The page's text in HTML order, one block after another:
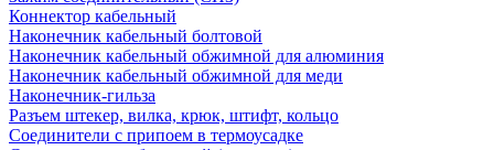
Коннектор кабельный
Наконечник кабельный болтовой
Наконечник кабельный обжимной для алюминия
Наконечник кабельный обжимной для меди
Наконечник-гильза
Разъем штекер, вилка, крюк, штифт, кольцо
Соединители с припоем в термоусадке